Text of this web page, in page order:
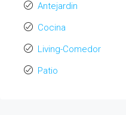
Antejardin
Cocina
Living-Comedor
Patio